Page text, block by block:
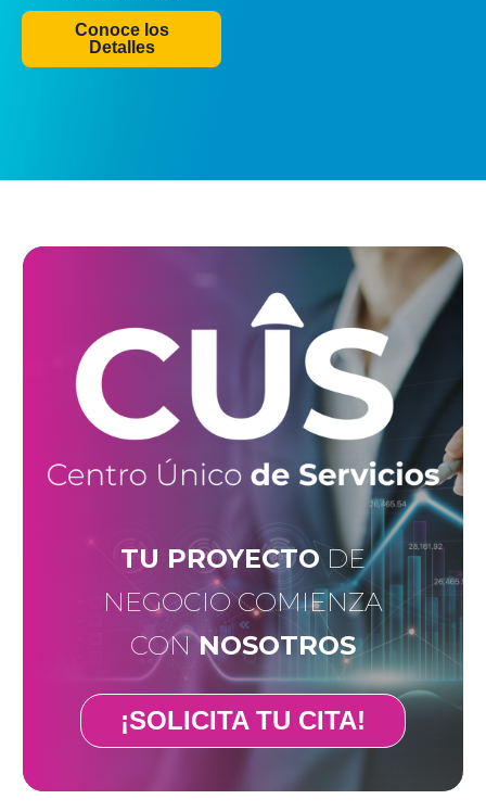
Conoce los
Detalles
TU PROYECTODE
NEGOCIO COMIENZA
CONNOSOTROS
¡SOLICITA TU CITA!